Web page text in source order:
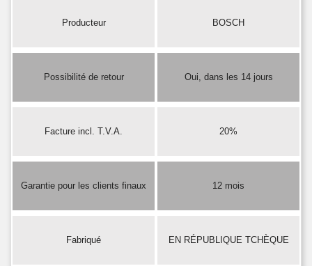
Producteur BOSCH
Possibilité de retour Oui, dans les 14 jours
Facture incl. T.V.A. 20%
Garantie pour les clients finaux 12 mois
Fabriqué EN RÉPUBLIQUE TCHÈQUE